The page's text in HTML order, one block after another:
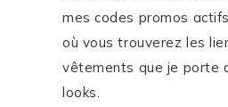
mes codes promos
où vous trouverez les
vêtements que je porte
looks.